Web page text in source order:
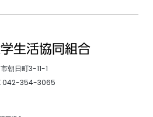
生活協同組合
朝日町3-11-1
042-354-3065